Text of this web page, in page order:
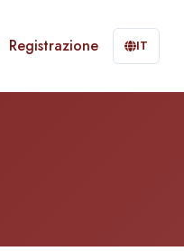
Registrazione IT